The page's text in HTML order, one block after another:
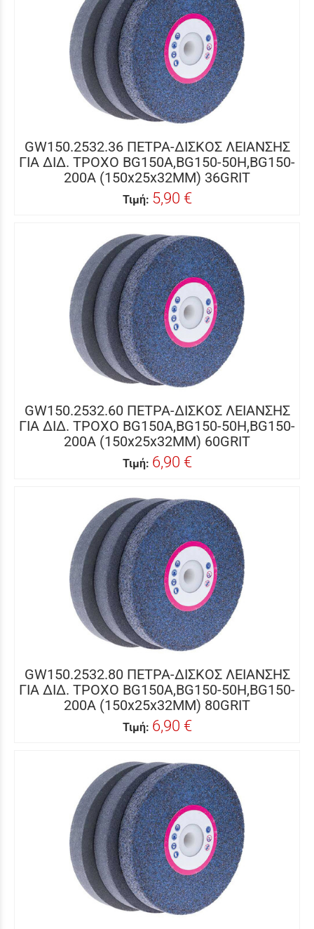
GW150.2532.36 ΠΕΤΡΑ-ΔΙΣΚΟΣ ΛΕΙΑΝΣΗΣ
ΓΙΑ ΔΙΔ. ΤΡΟXΟ BG150A,BG150-50H,BG150-
200A (150x25x32MM) 36GRIT
Τιμή: 5,90 €
GW150.2532.60 ΠΕΤΡΑ-ΔΙΣΚΟΣ ΛΕΙΑΝΣΗΣ
ΓΙΑ ΔΙΔ. ΤΡΟXΟ BG150A,BG150-50H,BG150-
200A (150x25x32MM) 60GRIT
Τιμή: 6,90 €
GW150.2532.80 ΠΕΤΡΑ-ΔΙΣΚΟΣ ΛΕΙΑΝΣΗΣ
ΓΙΑ ΔΙΔ. ΤΡΟXΟ BG150A,BG150-50H,BG150-
200A (150x25x32MM) 80GRIT
Τιμή: 6,90 €